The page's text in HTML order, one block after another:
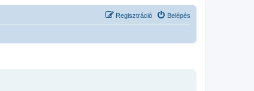
Belépés
Regisztráció